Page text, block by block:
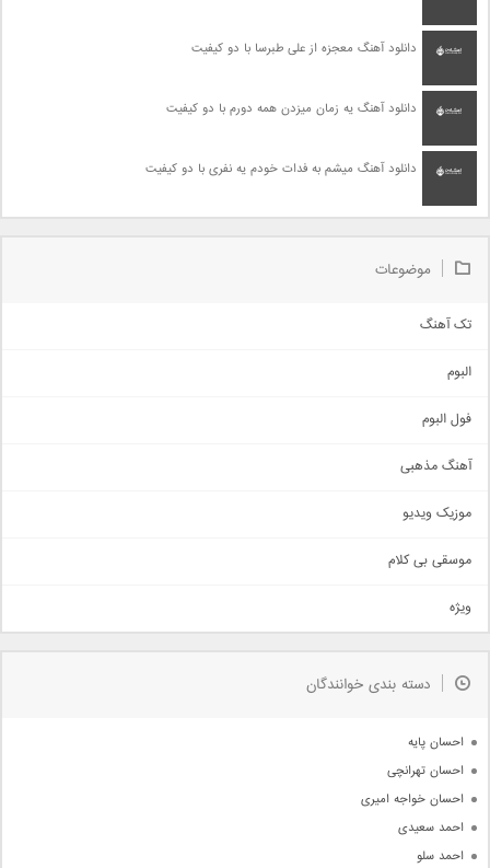
دانلود آهنگ معجزه از علی طبرسا با دو کیفیت
دانلود آهنگ یه زمان میزدن همه دورم با دو کیفیت
دانلود آهنگ میشم به فدات خودم یه نفری با دو کیفیت
موضوعات
تک آهنگ
اجتماعی
حماسی
سنتی
اهنگ بندرعباسی
دمو
مذهبی
جدیدترین ها
البوم
فول البوم
آهنگ مذهبی
موزیک ویدیو
موسقی بی کلام
ویژه
دسته بندی خوانندگان
احسان پایه
احسان تهرانچی
احسان خواجه امیری
احمد سعیدی
احمد سلو